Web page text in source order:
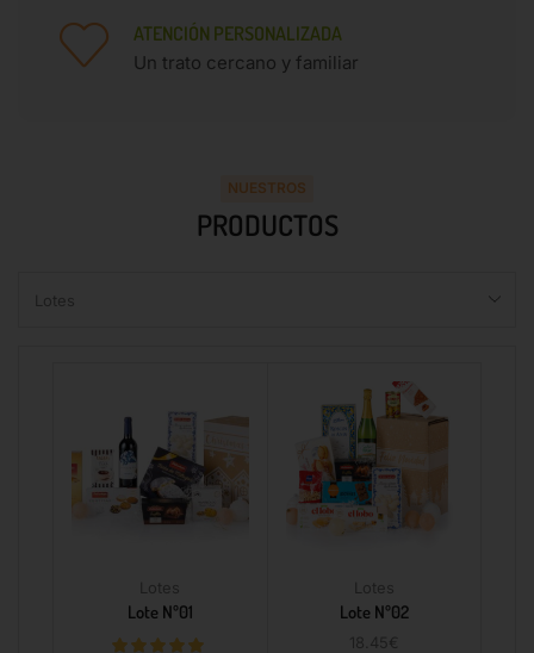
ATENCIÓN PERSONALIZADA
Un trato cercano y familiar
NUESTROS
PRODUCTOS
Lotes
Lote Nº01
Lotes
Lote Nº02
18.45 €